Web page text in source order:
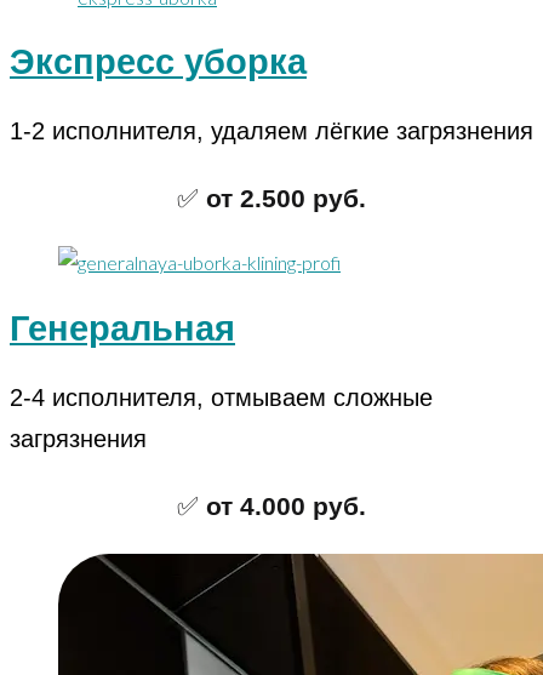
Экспресс уборка
1-2 исполнителя, удаляем лёгкие загрязнения
✅ от 2.500 руб.
Генеральная
2-4 исполнителя, отмываем сложные
загрязнения
✅ от 4.000 руб.